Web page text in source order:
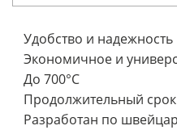
Удобство и надежность
Экономичное и
До 700°C
Продолжительный
Разработан по